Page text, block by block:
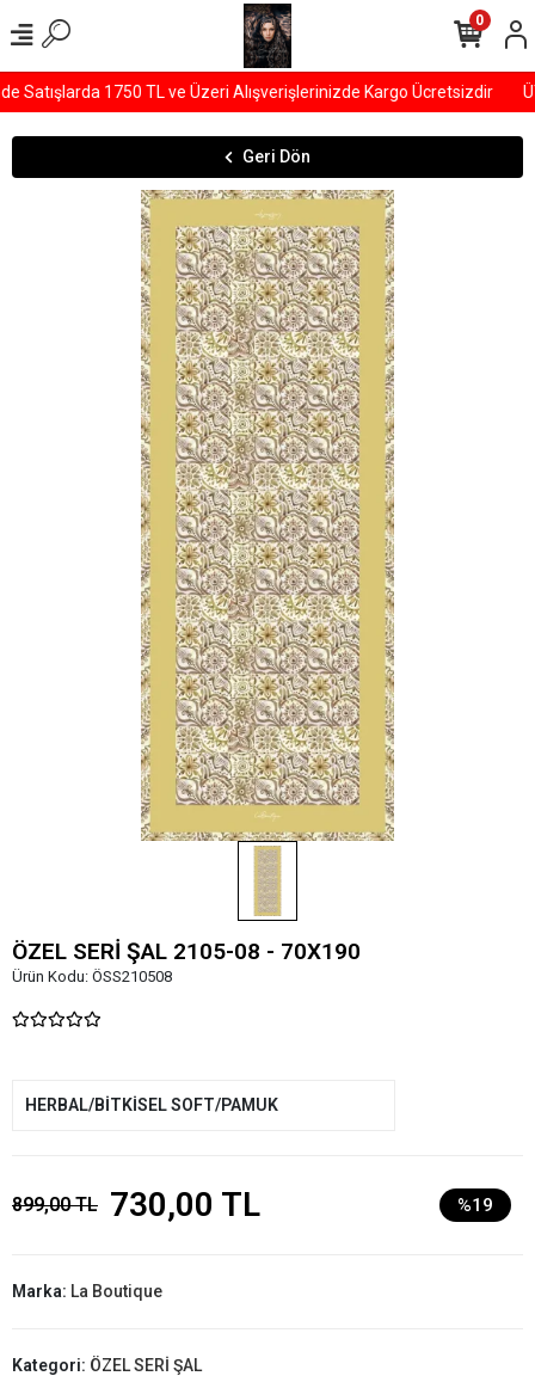
Satışlarda 1750 TL ve Üzeri Alışverişlerinizde Kargo Ücretsizdir
0
Geri Dön
ÖZEL SERİ ŞAL 2105-08 - 70X190
Ürün Kodu: ÖSS210508
HERBAL/BİTKİSEL SOFT/PAMUK
899,00 TL 730,00 TL %19
Marka: La Boutique
Kategori: ÖZEL SERİ ŞAL